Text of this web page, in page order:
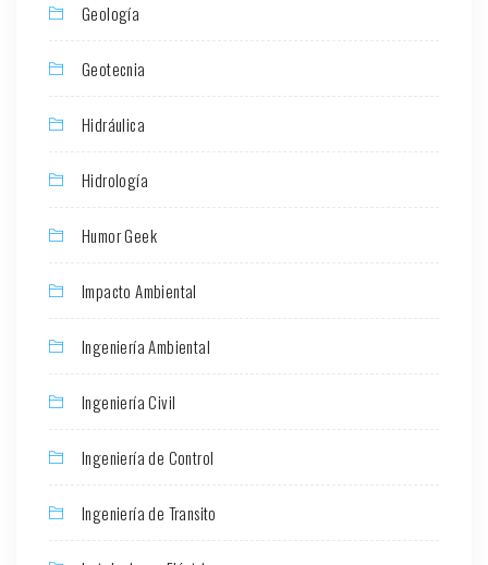
Geología
Geotecnia
Hidráulica
Hidrología
Humor Geek
Impacto Ambiental
Ingeniería Ambiental
Ingeniería Civil
Ingeniería de Control
Ingeniería de Transito